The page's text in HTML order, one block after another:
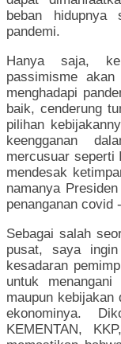
beban hidupnya
pandemi.
Hanya saja,
passimisme
menghadapi
baik, cenderung
pilihan
keengganan
mercusuar seperti
mendesak
namanya
penanganan covid
Sebagai salah
pusat, saya
kesadaran
untuk
maupun kebijakan
ekonominya.
KEMENTAN,